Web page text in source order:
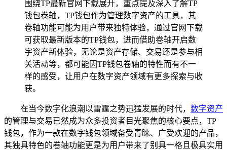
围绕TP最新官网下载展开，重点提及深入了解TP
钱包卷轴，TP钱包作为管理数字资产的工具，其
卷轴功能可能为用户带来独特体验，通过官网下载
可获取最新版本的TP钱包，进而借助卷轴开启数
字资产新体验，无论是资产存储、交易还是参与相
关活动等，都可能因TP钱包卷轴的特性而有不一
样的感受，让用户在数字资产领域有更多探索与收
获。
在当今数字化浪潮以雷霆之势迅猛发展的时代， 数字资产
的管理与交易已然成为众多投资者目光聚焦的核心要点，TP
钱包，作为一款在数字钱包领域备受青睐、广受欢迎的产品，
其独具特色的卷轴功能更是为用户带来了别具一格且极具实用